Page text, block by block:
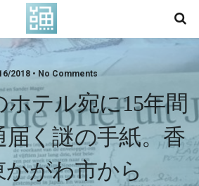
2018 • No Comments
テル宛に15年間
届く謎の手紙。香
かがわ市から